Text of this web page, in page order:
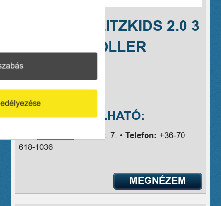
HUDORA FLITZKIDS 2.0 3
KEREKŰ ROLLER
Ár:9999 Ft
A TERMÉK
MEGVÁSÁROLHATÓ:
Bp IX., Ferenc krt. 7. •Telefon: +36-70
618-1036
MEGNÉZEM